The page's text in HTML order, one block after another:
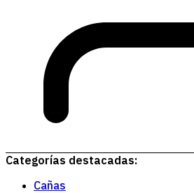
Categorías destacadas:
Cañas